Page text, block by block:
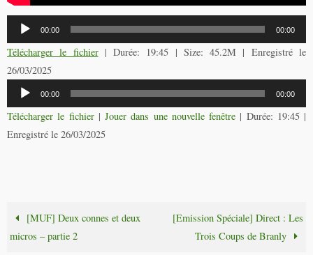
Lecteur
audio
00:00 00:00
Télécharger le fichier| Durée: 19:45 | Size: 45.2M | Enregistré le
26/03/2025
Lecteur
audio
00:00 00:00
Télécharger le fichier| Jouer dans une nouvelle fenêtre | Durée: 19:45|
Enregistré le 26/03/2025
[MUF] Deux connes et deux
micros – partie 2
[Emission Spéciale] Direct : Les
Trois Coups de Branly